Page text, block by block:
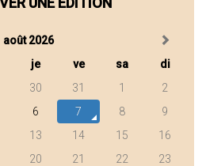
août 2026
je ve sa
di
30 31 1
2
6 7 8
9
13 14 15
16
20 21 22
23